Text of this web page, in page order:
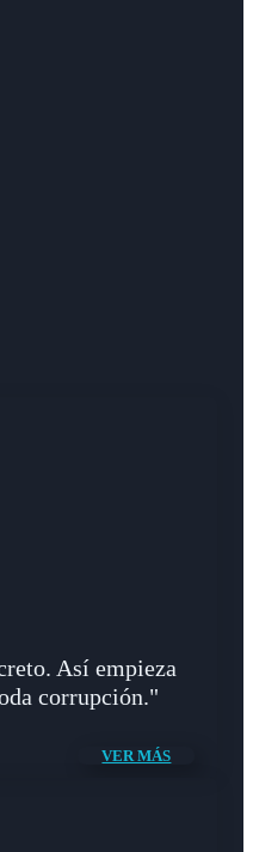
Así empieza
corrupción."
VER MÁS